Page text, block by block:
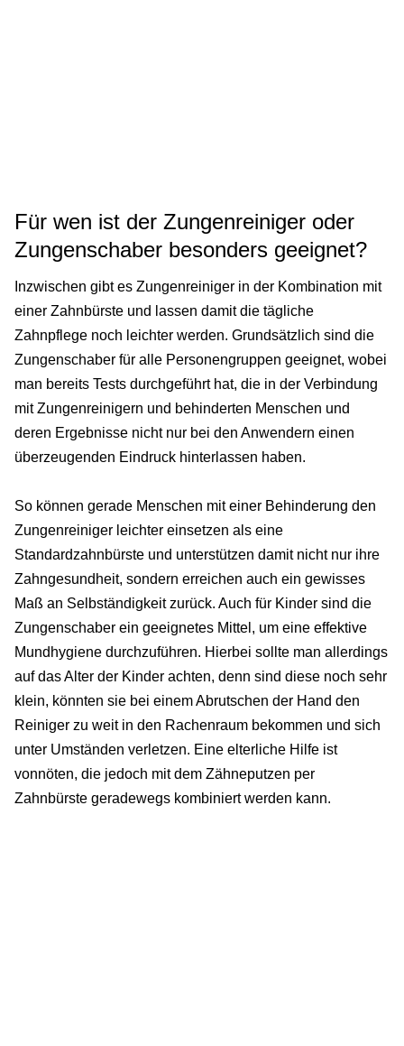
Für wen ist der Zungenreiniger oder
Zungenschaber besonders geeignet?
Inzwischen gibt es Zungenreiniger in der Kombination mit
einer Zahnbürste und lassen damit die tägliche
Zahnpflege noch leichter werden. Grundsätzlich sind die
Zungenschaber für alle Personengruppen geeignet, wobei
man bereits Tests durchgeführt hat, die in der Verbindung
mit Zungenreinigern und behinderten Menschen und
deren Ergebnisse nicht nur bei den Anwendern einen
überzeugenden Eindruck hinterlassen haben.
So können gerade Menschen mit einer Behinderung den
Zungenreiniger leichter einsetzen als eine
Standardzahnbürste und unterstützen damit nicht nur ihre
Zahngesundheit, sondern erreichen auch ein gewisses
Maß an Selbständigkeit zurück. Auch für Kinder sind die
Zungenschaber ein geeignetes Mittel, um eine effektive
Mundhygiene durchzuführen. Hierbei sollte man allerdings
auf das Alter der Kinder achten, denn sind diese noch sehr
klein, könnten sie bei einem Abrutschen der Hand den
Reiniger zu weit in den Rachenraum bekommen und sich
unter Umständen verletzen. Eine elterliche Hilfe ist
vonnöten, die jedoch mit dem Zähneputzen per
Zahnbürste geradewegs kombiniert werden kann.